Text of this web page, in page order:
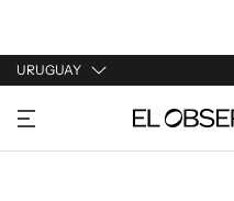
URUGUAY
URUGUAY
ARGENTINA